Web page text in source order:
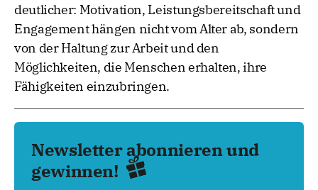
deutlicher: Motivation, Leistungsbereitschaft und
Engagement hängen nicht vom Alter ab, sondern
von der Haltung zur Arbeit und den
Möglichkeiten, die Menschen erhalten, ihre
Fähigkeiten einzubringen.
Newsletter abonnieren und
gewinnen!